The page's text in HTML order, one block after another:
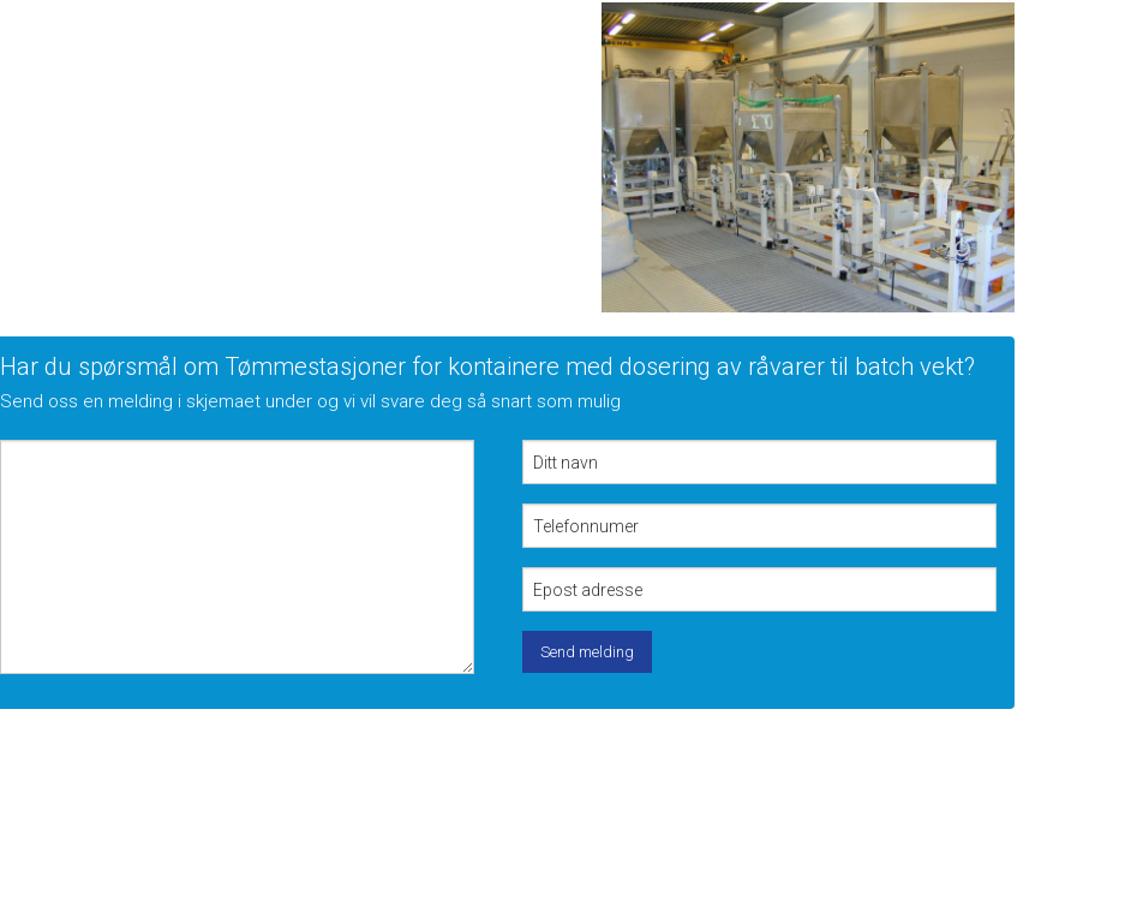
Etiske retningslinjer
Personvernerklæring
Har du spørsmål om Tømmestasjoner for kontainere med dosering av råvarer til batch vekt?
Send oss en melding i skjemaet under og vi vil svare deg så snart som mulig